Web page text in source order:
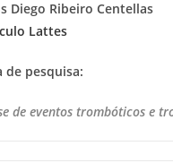
Diego Ribeiro Centellas
Lattes
de pesquisa:
de eventos trombóticos e